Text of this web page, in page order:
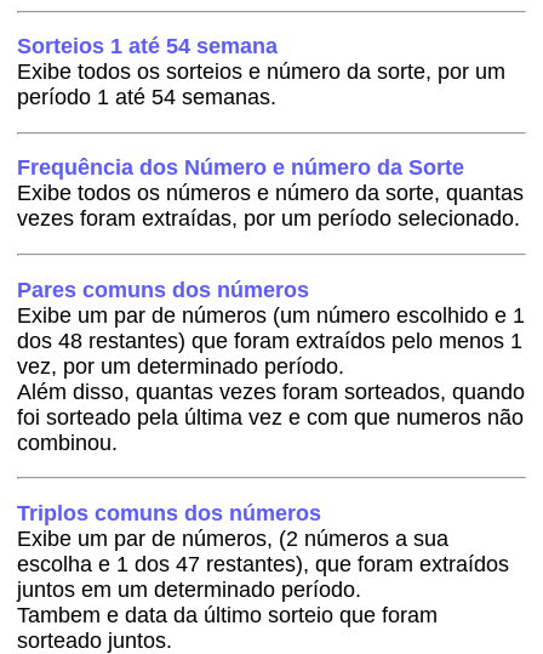
Sorteios 1 até 54 semana
Exibe todos os sorteios e número da sorte, por um
período 1 até 54 semanas.
Frequência dos Número e número da Sorte
Exibe todos os números e número da sorte, quantas
vezes foram extraídas, por um período selecionado.
Pares comuns dos números
Exibe um par de números (um número escolhido e 1
dos 48 restantes) que foram extraídos pelo menos 1
vez, por um determinado período.
Além disso, quantas vezes foram sorteados, quando
foi sorteado pela última vez e com que numeros não
combinou.
Triplos comuns dos números
Exibe um par de números, (2 números a sua
escolha e 1 dos 47 restantes), que foram extraídos
juntos em um determinado período.
Tambem e data da último sorteio que foram
sorteado juntos.